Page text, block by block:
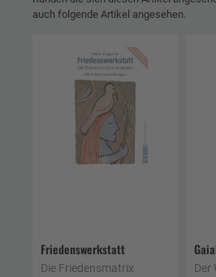
auch folgende Artikel angesehen.
Friedenswerkstatt
Die Friedensmatrix
Der